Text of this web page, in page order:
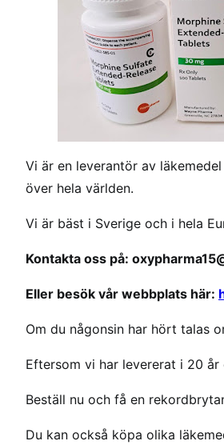
Vi är en leverantör av
över hela världen.
Vi är bäst i Sverige och i hela
Kontakta oss på:
Eller besök vår webbplats här:
Om du någonsin har hört talas
Eftersom vi har levererat i 20
Beställ nu och få en
Du kan också köpa olika